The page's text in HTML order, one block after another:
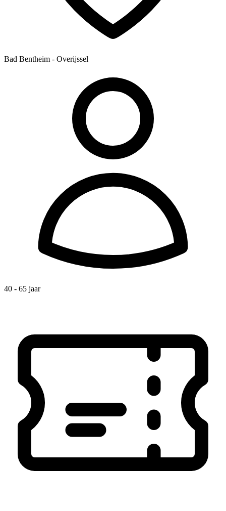
Bad Bentheim - Overijssel
40 - 65 jaar